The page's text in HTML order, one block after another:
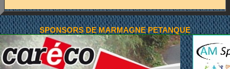
SPONSORS DE MARMAGNE PETANQUE